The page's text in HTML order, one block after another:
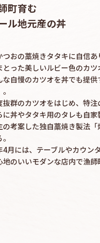
町育む
ル地元産の丼
つおの藁焼きタタキに自信
とった美しいルビー色のカツ
な自慢のカツオを丼でも提
抜群のカツオをはじめ、特注
に丼やタタキ用のタレも自家
の考案した独自藁焼き製法
4月には、テーブルやカウン
地のいいモダンな店内で漁